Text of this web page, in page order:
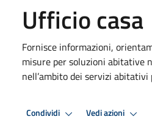
Ufficio casa
Fornisce informazioni,
misure per soluzioni abitative
nell’ambito dei servizi abitativi
Condividi Vedi azioni